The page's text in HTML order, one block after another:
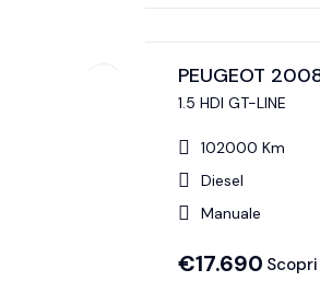
PEUGEOT
1.5 HDI GT-LINE
102000 Km
Diesel
Manuale
€17.690